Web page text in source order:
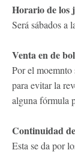
Horario de los
Será sábados a
Venta en de
Por el moemnto
para evitar la
alguna fórmula
Continuidad
Esta se da por